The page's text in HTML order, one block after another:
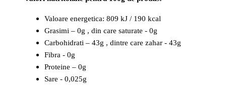
Valoare energetica: 809 kJ / 190 kcal
Grasimi – 0g , din care saturate - 0g
Carbohidrati – 43g , dintre care zahar - 43g
Fibra - 0g
Proteine – 0g
Sare - 0,025g